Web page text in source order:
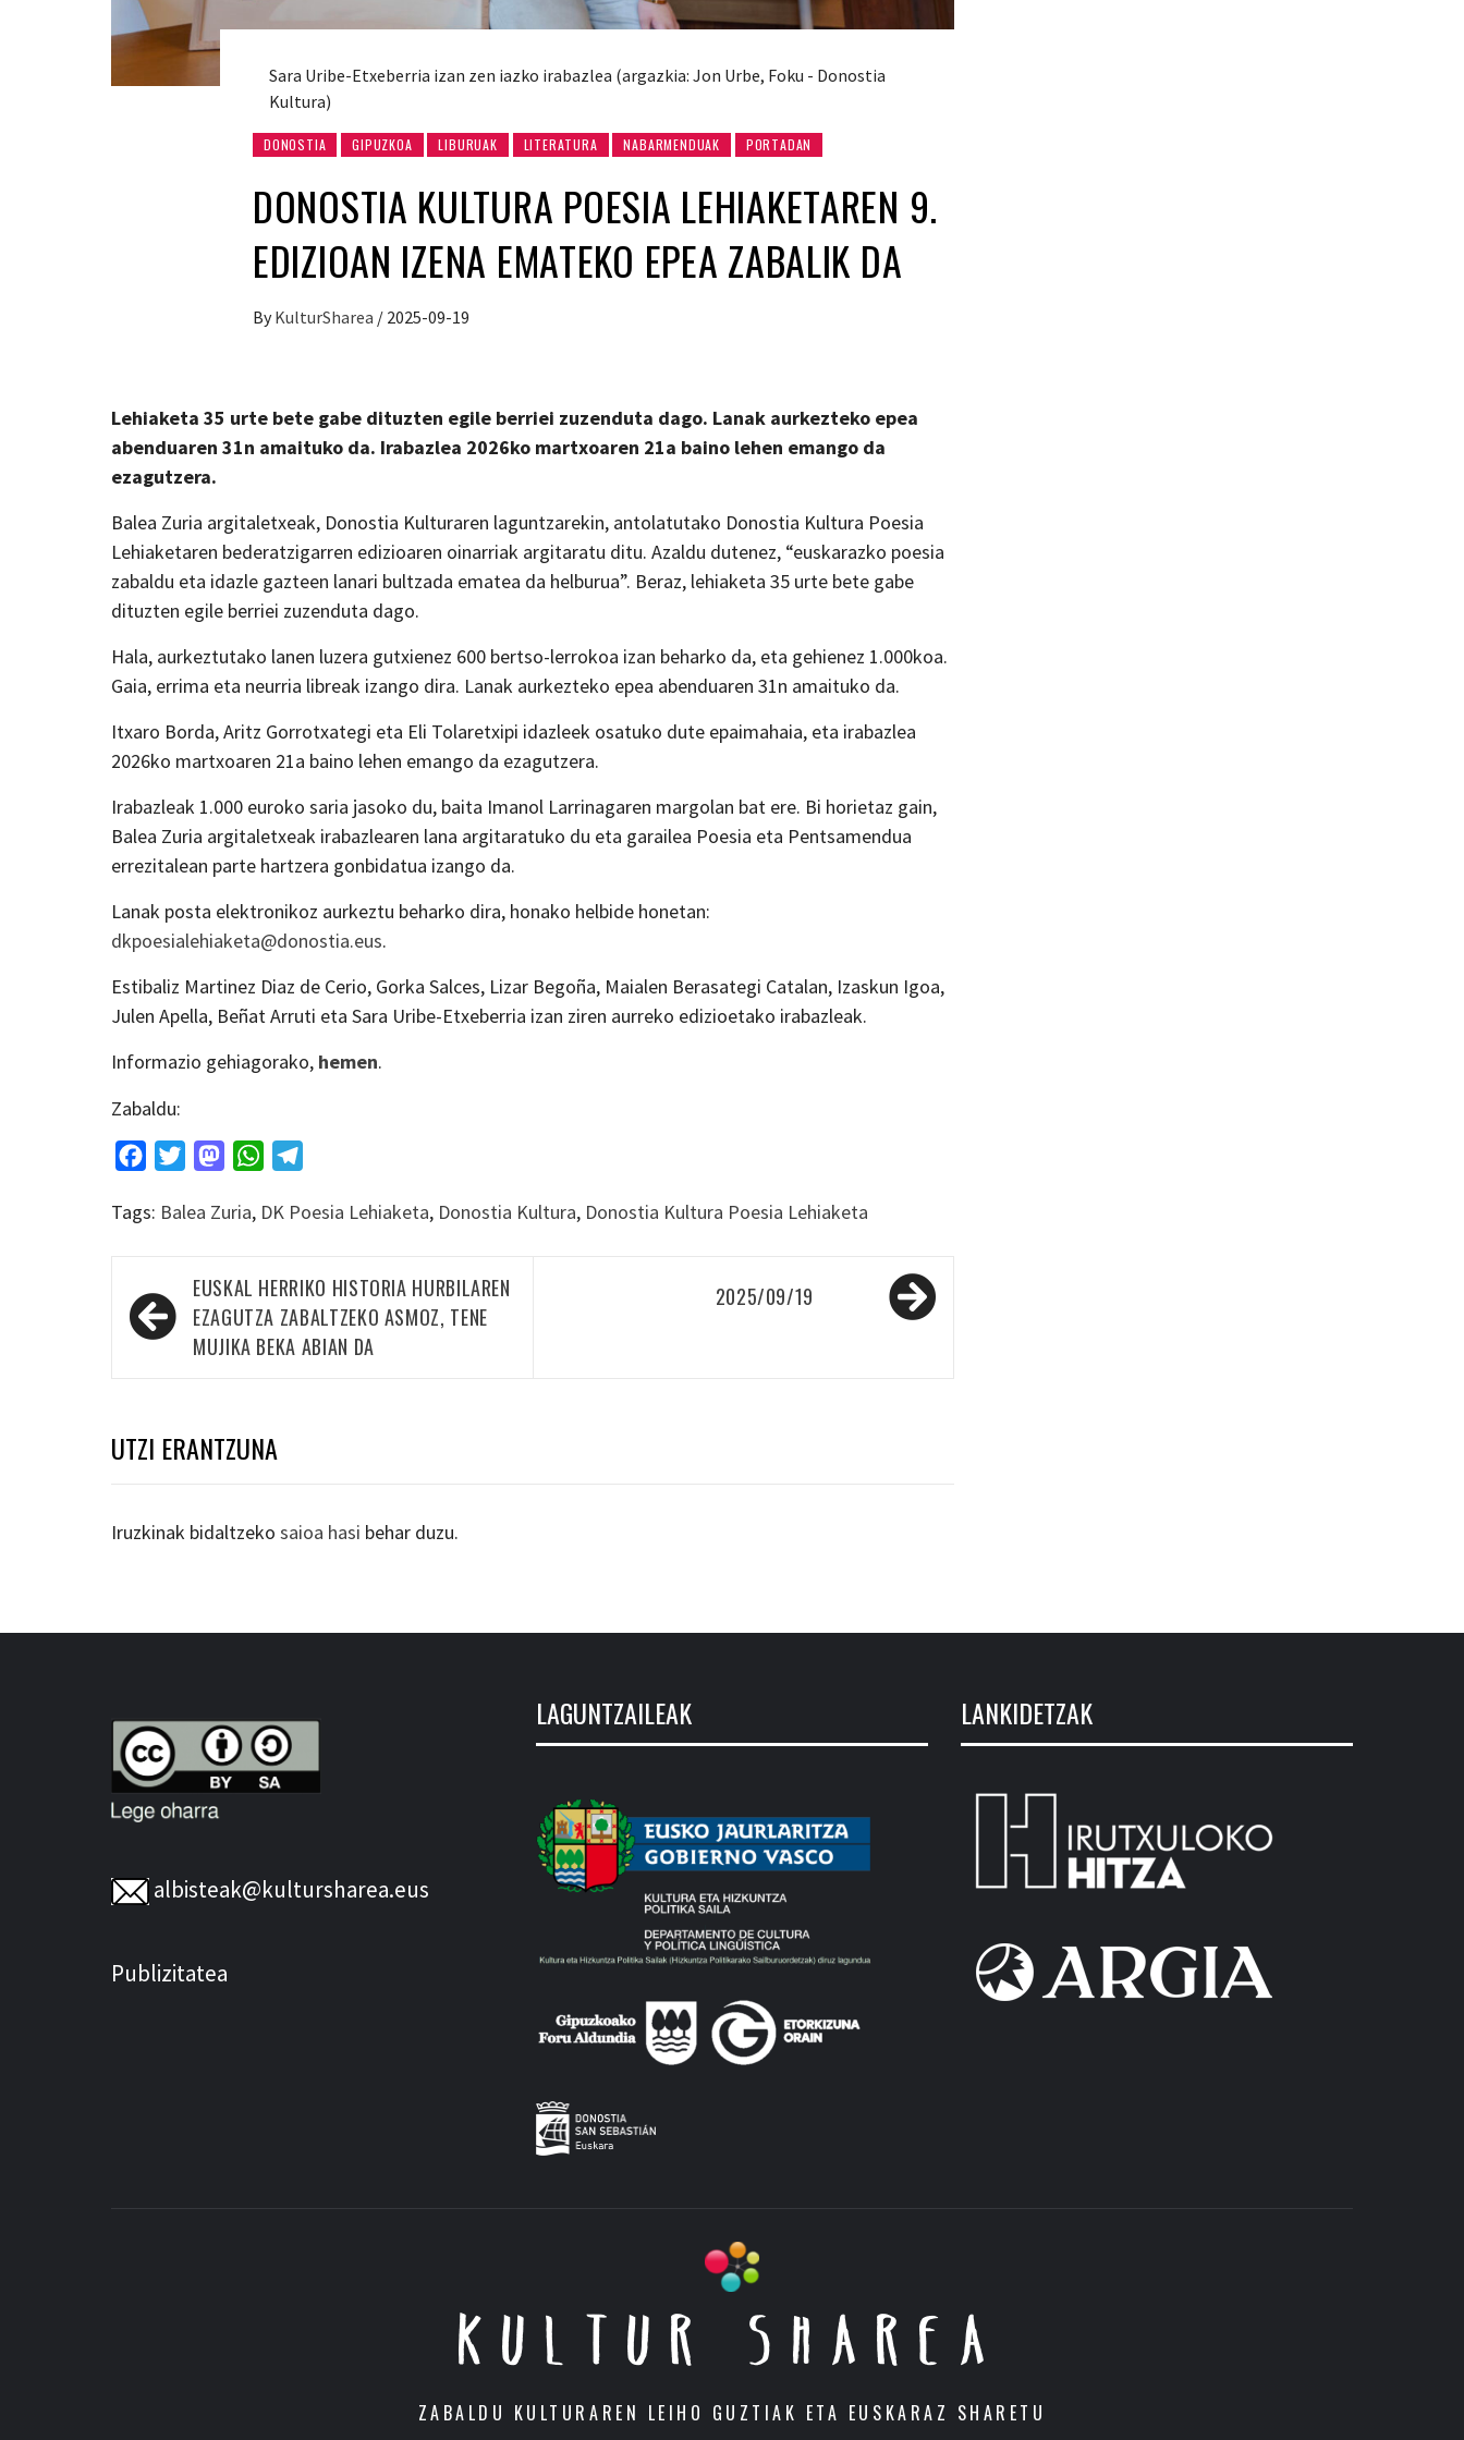
Sara Uribe-Etxeberria izan zen iazko irabazlea (argazkia: Jon Urbe, Foku - Donostia
Kultura)
DONOSTIA GIPUZKOA LIBURUAK LITERATURA NABARMENDUAK PORTADAN
DONOSTIA KULTURA POESIA LEHIAKETAREN 9.
EDIZIOAN IZENA EMATEKO EPEA ZABALIK DA
By KulturSharea / 2025-09-19
Lehiaketa 35 urte bete gabe dituzten egile berriei zuzenduta dago. Lanak aurkezteko epea
abenduaren 31n amaituko da. Irabazlea 2026ko martxoaren 21a baino lehen emango da
ezagutzera.
Balea Zuria argitaletxeak, Donostia Kulturaren laguntzarekin, antolatutako Donostia Kultura Poesia
Lehiaketaren bederatzigarren edizioaren oinarriak argitaratu ditu. Azaldu dutenez, “euskarazko poesia
zabaldu eta idazle gazteen lanari bultzada ematea da helburua”. Beraz, lehiaketa 35 urte bete gabe
dituzten egile berriei zuzenduta dago.
Hala, aurkeztutako lanen luzera gutxienez 600 bertso-lerrokoa izan beharko da, eta gehienez 1.000koa.
Gaia, errima eta neurria libreak izango dira. Lanak aurkezteko epea abenduaren 31n amaituko da.
Itxaro Borda, Aritz Gorrotxategi eta Eli Tolaretxipi idazleek osatuko dute epaimahaia, eta irabazlea
2026ko martxoaren 21a baino lehen emango da ezagutzera.
Irabazleak 1.000 euroko saria jasoko du, baita Imanol Larrinagaren margolan bat ere. Bi horietaz gain,
Balea Zuria argitaletxeak irabazlearen lana argitaratuko du eta garailea Poesia eta Pentsamendua
errezitalean parte hartzera gonbidatua izango da.
Lanak posta elektronikoz aurkeztu beharko dira, honako helbide honetan:
dkpoesialehiaketa@donostia.eus.
Estibaliz Martinez Diaz de Cerio, Gorka Salces, Lizar Begoña, Maialen Berasategi Catalan, Izaskun Igoa,
Julen Apella, Beñat Arruti eta Sara Uribe-Etxeberria izan ziren aurreko edizioetako irabazleak.
Informazio gehiagorako, hemen.
Zabaldu:
FacebookTwitterMastodonWhatsApp
Tags: Balea Zuria, DK Poesia Lehiaketa, Donostia Kultura, Donostia Kultura Poesia Lehiaketa
Bidalketetan
zehar
nabigatu
EUSKAL HERRIKO HISTORIA HURBILAREN
EZAGUTZA ZABALTZEKO ASMOZ, TENE
MUJIKA BEKA ABIAN DA
2025/09/19
UTZI ERANTZUNA
Iruzkinak bidaltzeko saioa hasi behar duzu.
albisteak@kultursharea.eus
Publizitatea
LAGUNTZAILEAK LANKIDETZAK
KULTUR SHAREA
ZABALDU KULTURAREN LEIHO GUZTIAK ETA EUSKARAZ SHARETU